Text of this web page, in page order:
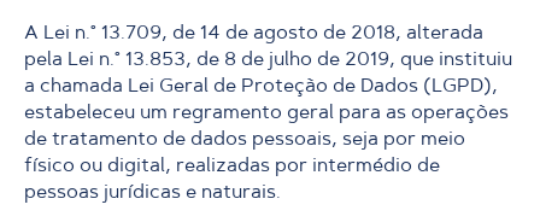
A Lei n.° 13.709, de 14 de agosto de 2018, alterada
pela Lei n.° 13.853, de 8 de julho de 2019, que instituiu
a chamada Lei Geral de Proteção de Dados (LGPD),
estabeleceu um regramento geral para as operações
de tratamento de dados pessoais, seja por meio
físico ou digital, realizadas por intermédio de
pessoas jurídicas e naturais.